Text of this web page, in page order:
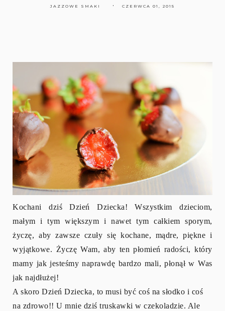
JAZZOWE SMAKI CZERWCA 01, 2015
Kochani dziś Dzień Dziecka! Wszystkim dzieciom,
małym i tym większym i nawet tym całkiem sporym,
życzę, aby zawsze czuły się kochane, mądre, piękne i
wyjątkowe. Życzę Wam, aby ten płomień radości, który
mamy jak jesteśmy naprawdę bardzo mali, płonął w Was
jak najdłużej!
A skoro Dzień Dziecka, to musi być coś na słodko i coś
na zdrowo!! U mnie dziś truskawki w czekoladzie. Ale